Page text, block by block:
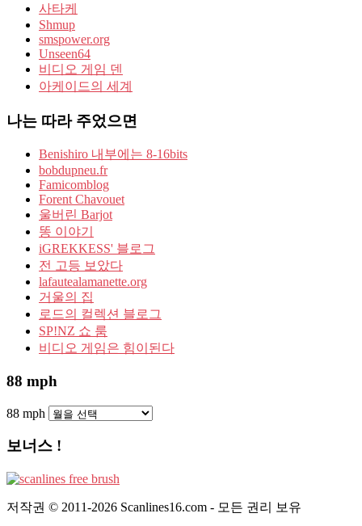
사타케
Shmup
smspower.org
Unseen64
비디오 게임 덴
아케이드의 세계
나는 따라 주었으면
Benishiro 내부에는 8-16bits
bobdupneu.fr
Famicomblog
Forent Chavouet
울버린 Barjot
똥 이야기
iGREKKESS' 블로그
전 고등 보았다
lafautealamanette.org
거울의 집
로드의 컬렉션 블로그
SP!NZ 쇼 룸
비디오 게임은 힘이된다
88 mph
88 mph
보너스 !
저작권 © 2011-2026 Scanlines16.com - 모든 권리 보유